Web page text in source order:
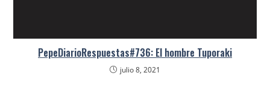
PepeDiarioRespuestas#736: El hombre Tuporaki
julio 8, 2021